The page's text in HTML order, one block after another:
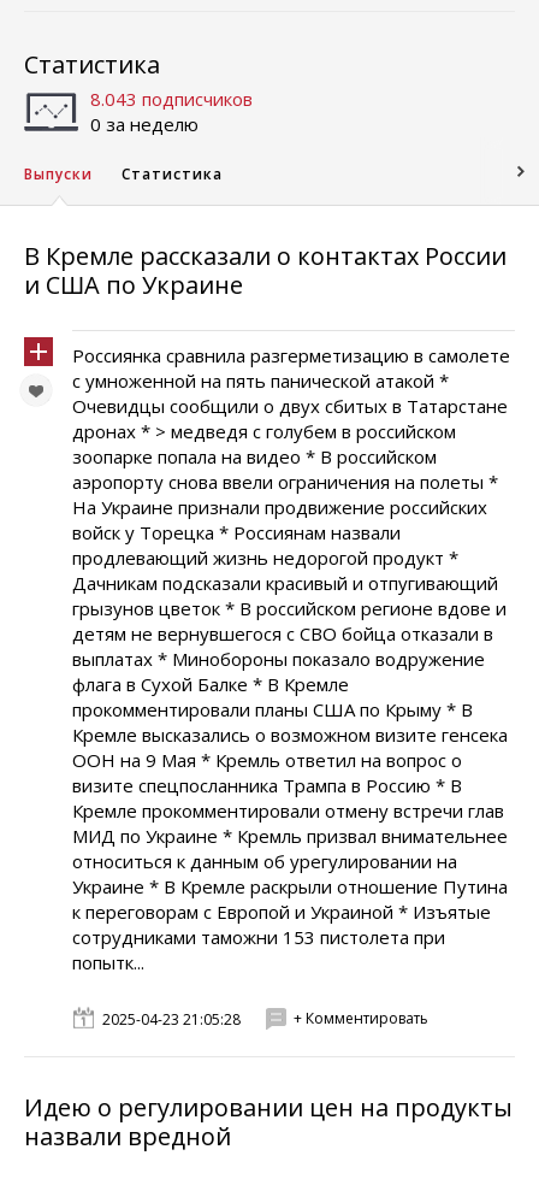
Статистика
8.043 подписчиков
0 за неделю
Выпуски Статистика
В Кремле рассказали о контактах России
и США по Украине
Россиянка сравнила разгерметизацию в самолете
с умноженной на пять панической атакой *
Очевидцы сообщили о двух сбитых в Татарстане
дронах * > медведя с голубем в российском
зоопарке попала на видео * В российском
аэропорту снова ввели ограничения на полеты *
На Украине признали продвижение российских
войск у Торецка * Россиянам назвали
продлевающий жизнь недорогой продукт *
Дачникам подсказали красивый и отпугивающий
грызунов цветок * В российском регионе вдове и
детям не вернувшегося с СВО бойца отказали в
выплатах * Минобороны показало водружение
флага в Сухой Балке * В Кремле
прокомментировали планы США по Крыму * В
Кремле высказались о возможном визите генсека
ООН на 9 Мая * Кремль ответил на вопрос о
визите спецпосланника Трампа в Россию * В
Кремле прокомментировали отмену встречи глав
МИД по Украине * Кремль призвал внимательнее
относиться к данным об урегулировании на
Украине * В Кремле раскрыли отношение Путина
к переговорам с Европой и Украиной * Изъятые
сотрудниками таможни 153 пистолета при
попытк...
2025-04-23 21:05:28 + Комментировать
Идею о регулировании цен на продукты
назвали вредной